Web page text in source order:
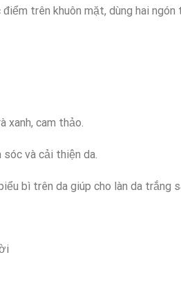
trên khuôn mặt, dùng hai
xanh, cam thảo.
và cải thiện da.
bì trên da giúp cho làn da trắng